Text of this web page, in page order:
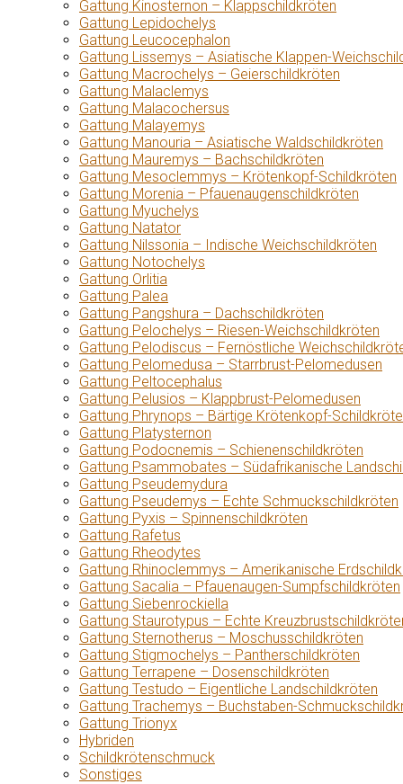
Gattung Kinosternon – Klappschildkröten
Gattung Lepidochelys
Gattung Leucocephalon
Gattung Lissemys – Asiatische Klappen-
Gattung Macrochelys – Geierschildkröten
Gattung Malaclemys
Gattung Malacochersus
Gattung Malayemys
Gattung Manouria – Asiatische Waldschildkröten
Gattung Mauremys – Bachschildkröten
Gattung Mesoclemmys – Krötenkopf-Schildkröten
Gattung Morenia – Pfauenaugenschildkröten
Gattung Myuchelys
Gattung Natator
Gattung Nilssonia – Indische Weichschildkröten
Gattung Notochelys
Gattung Orlitia
Gattung Palea
Gattung Pangshura – Dachschildkröten
Gattung Pelochelys – Riesen-Weichschildkröten
Gattung Pelodiscus – Fernöstliche
Gattung Pelomedusa – Starrbrust-Pelomedusen
Gattung Peltocephalus
Gattung Pelusios – Klappbrust-Pelomedusen
Gattung Phrynops – Bärtige Krötenkopf-
Gattung Platysternon
Gattung Podocnemis – Schienenschildkröten
Gattung Psammobates – Südafrikanische
Gattung Pseudemydura
Gattung Pseudemys – Echte Schmuckschildkröten
Gattung Pyxis – Spinnenschildkröten
Gattung Rafetus
Gattung Rheodytes
Gattung Rhinoclemmys – Amerikanische
Gattung Sacalia – Pfauenaugen-Sumpfschildkröten
Gattung Siebenrockiella
Gattung Staurotypus – Echte
Gattung Sternotherus – Moschusschildkröten
Gattung Stigmochelys – Pantherschildkröten
Gattung Terrapene – Dosenschildkröten
Gattung Testudo – Eigentliche Landschildkröten
Gattung Trachemys – Buchstaben-
Gattung Trionyx
Hybriden
Schildkrötenschmuck
Sonstiges